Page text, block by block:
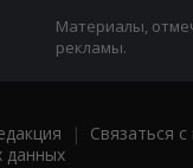
Материалы,
рекламы.
| Связаться
данных